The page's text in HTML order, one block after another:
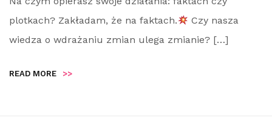
plotkach? Zakładam, że na faktach.
Czy nasza
wiedza o wdrażaniu zmian ulega zmianie? […]
READ MORE >>